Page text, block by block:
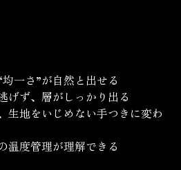
一さ”が自然と出せる
げず、層がしっかり出る
生地をいじめない手つきに変わ
温度管理が理解できる